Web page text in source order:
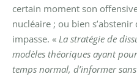
certain moment son
nucléaire ; ou bien s’abstenir
impasse. « La stratégie de
modèles théoriques ayant
temps normal, d’informer